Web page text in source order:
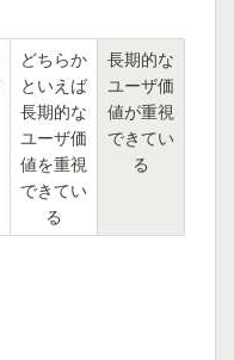
どちらか
といえば
長期的な
ユーザ価
値を重視
できてい
る
長期的な
ユーザ価
値が重視
できてい
る